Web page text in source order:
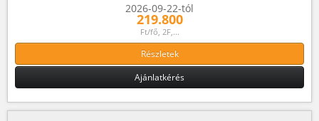
2026-09-22-tól
219.800
Ft/fő, 2F,...
Részletek
Ajánlatkérés